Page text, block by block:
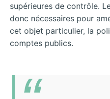
supérieures de contrôle.
donc nécessaires pour
cet objet particulier, la
comptes publics.